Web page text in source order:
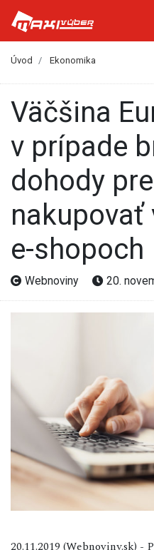
Úvod Ekonomika
Väčšina Európanov by
v prípade
dohody
nakupovať
e-shopoch
Webnoviny 20.
20.11.2019 (Webnoviny.sk)